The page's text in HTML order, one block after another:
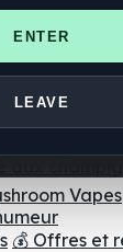
ENTER
LEAVE
📍
🛒
💊
Vapes
💰 Offres et